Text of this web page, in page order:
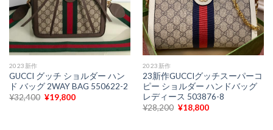
2023新作
GUCCI グッチ ショルダー ハン
ド バッグ 2WAY BAG 550622-2
¥32,400 元
¥19,800現
2023新作
23新作GUCCIグッチスーパーコ
ピー ショルダー ハンドバッグ
レディース 503876-8
¥28,200 元
¥18,800現